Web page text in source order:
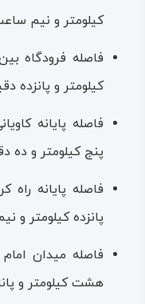
کیلومتر و نیم
فاصله فرودگاه
کیلومتر و پانزده
فاصله پایانه
پنج کیلومتر و ده
فاصله پایانه راه‌
پانزده کیلومتر
فاصله میدان
هشت کیلومتر و